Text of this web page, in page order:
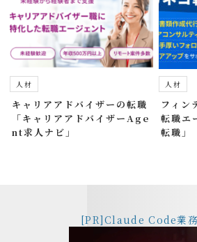
人材
キャリアアドバイザーの転職
「キャリアアドバイザーAge
nt求人ナビ」
人材
フィン
転職エ
転職」
[PR]Claude Code業